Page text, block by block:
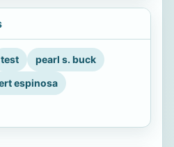
test
pearl s. buck
espinosa